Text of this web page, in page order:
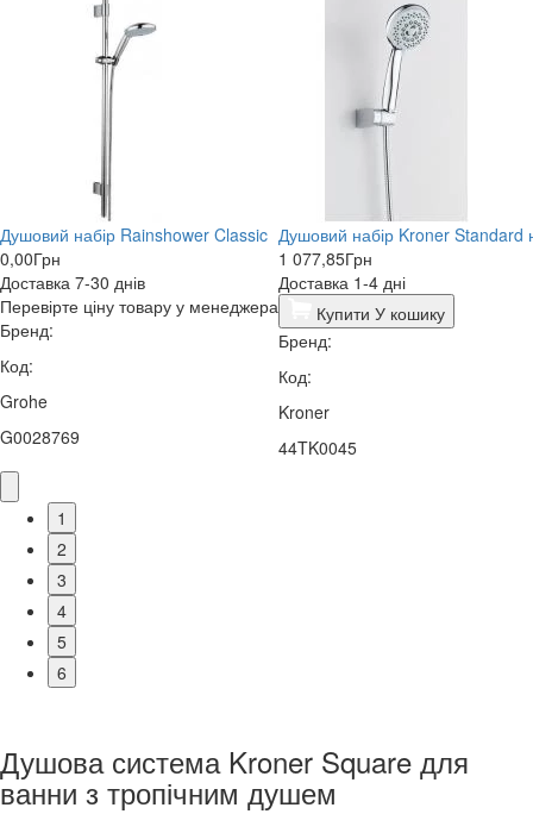
Душовий набір Rainshower Classic
0,00Грн
Доставка 7-30 днів
Перевірте ціну товару у менеджера
Бренд:
Код:
Grohe
G0028769
Душовий набір Kroner Standard
1 077,85Грн
Доставка 1-4 дні
Купити У кошику
Бренд:
Код:
Kroner
44TK0045
1
2
3
4
5
6
Душова система Kroner Square для
ванни з тропічним душем